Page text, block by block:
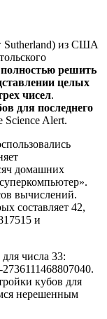
Sutherland) из США
полностью решить
целых
чисел.
для последнего
Science Alert.
домашних
вычислений.
составляет 42,
и
числа 33:
кубов для
нерешенным